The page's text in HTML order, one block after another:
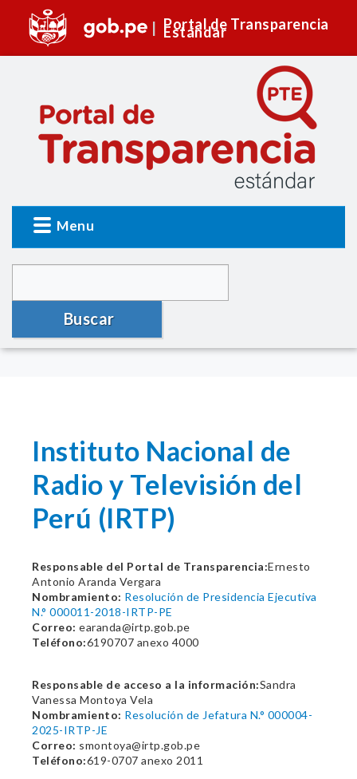
Portal de Transparencia
Estándar
Menu
Buscar
Instituto Nacional de
Radio y Televisión del
Perú (IRTP)
Responsable del Portal de Transparencia:Ernesto
Antonio Aranda Vergara
Nombramiento: Resolución de Presidencia Ejecutiva
N.° 000011-2018-IRTP-PE
Correo: earanda@irtp.gob.pe
Teléfono:6190707 anexo 4000
Responsable de acceso a la información:Sandra
Vanessa Montoya Vela
Nombramiento: Resolución de Jefatura N.° 000004-
2025-IRTP-JE
Correo: smontoya@irtp.gob.pe
Teléfono:619-0707 anexo 2011